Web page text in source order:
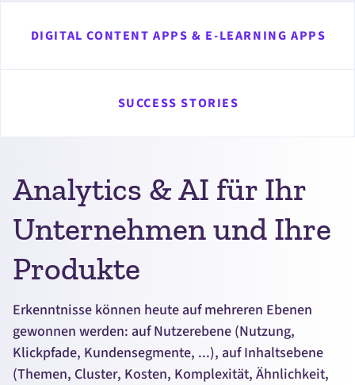
DIGITAL CONTENT APPS & E-LEARNING APPS
SUCCESS STORIES
Analytics & AI für Ihr
Unternehmen und Ihre
Produkte
Erkenntnisse können heute auf mehreren Ebenen
gewonnen werden: auf Nutzerebene (Nutzung,
Klickpfade, Kundensegmente, ...), auf Inhaltsebene
(Themen, Cluster, Kosten, Komplexität, Ähnlichkeit,